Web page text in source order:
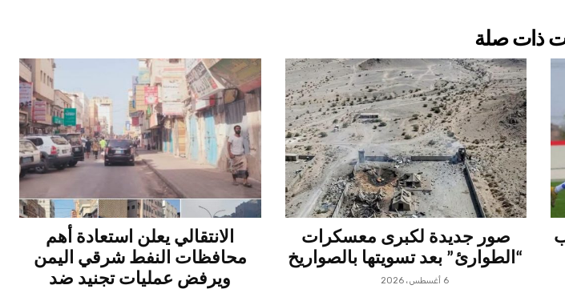
ذات صلة
صور جديدة لكبرى معسكرات
“الطوارئ” بعد تسويتها بالصواريخ
6 أغسطس، 2026
الانتقالي يعلن استعادة أهم
محافظات النفط شرقي اليمن
ويرفض عمليات تجنيد ضد